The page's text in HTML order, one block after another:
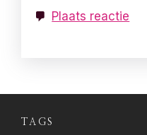
Plaats reactie
TAGS